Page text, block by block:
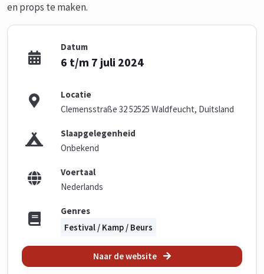
en props te maken.
Datum
6 t/m 7 juli 2024
Locatie
Clemensstraße 32 52525 Waldfeucht, Duitsland
Slaapgelegenheid
Onbekend
Voertaal
Nederlands
Genres
Festival / Kamp / Beurs
Naar de website